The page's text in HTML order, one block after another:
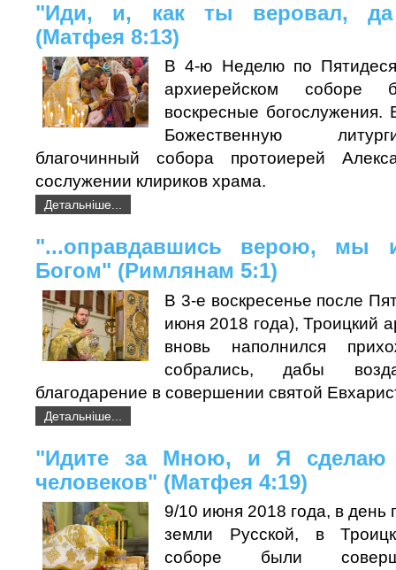
"Иди, и, как ты веровал, да
(Матфея 8:13)
В 4-ю Неделю по
архиерейском соборе
воскресные богослужения.
Божественную
благочинный собора протоиерей
сослужении клириков храма.
Детальніше...
"...оправдавшись верою, мы
Богом" (Римлянам 5:1)
В 3-е воскресенье после
июня 2018 года), Троицкий
вновь наполнился
собрались, дабы
благодарение в совершении святой
Детальніше...
"Идите за Мною, и Я сделаю
человеков" (Матфея 4:19)
9/10 июня 2018 года, в день
земли Русской, в
соборе были